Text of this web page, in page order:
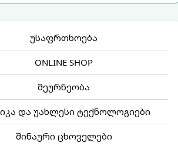
უსაფრთხოება
ONLINE SHOP
მეურნეობა
და უახლესი ტექნოლოგიები
შინაური ცხოველები